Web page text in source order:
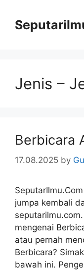
content
Jenis –
Berbicara
17.08.2025 by
jumpa kembali
mengenai
atau pernah
Berbicara?
bawah ini.